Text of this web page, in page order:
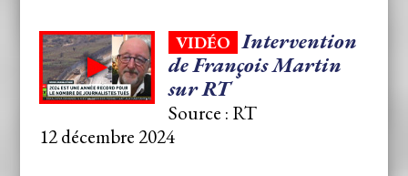
VIDÉO Intervention
de François Martin
sur RT
Source : RT
12 décembre 2024